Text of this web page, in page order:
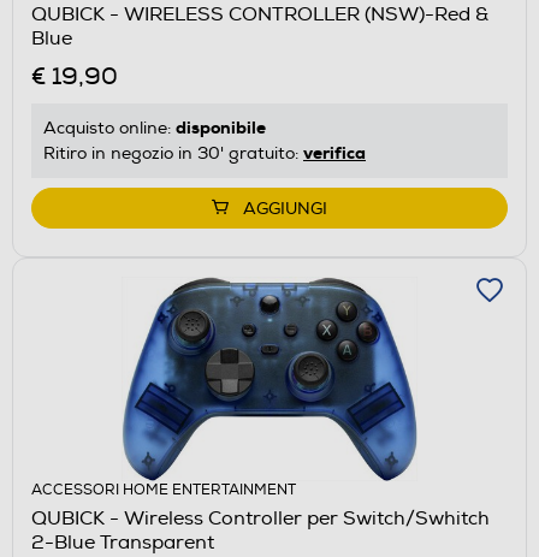
QUBICK - WIRELESS CONTROLLER (NSW)-Red &
Blue
€ 19,90
Acquisto online: disponibile
Ritiro in negozio in 30' gratuito: verifica
AGGIUNGI
ACCESSORI HOME ENTERTAINMENT
QUBICK - Wireless Controller per Switch/Swhitch
2-Blue Transparent